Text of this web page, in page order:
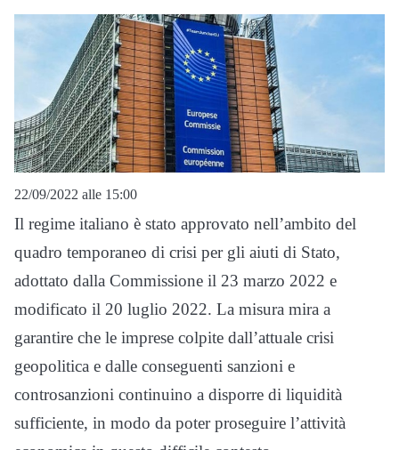
22/09/2022 alle 15:00
Il regime italiano è stato approvato nell’ambito del
quadro temporaneo di crisi per gli aiuti di Stato,
adottato dalla Commissione il 23 marzo 2022 e
modificato il 20 luglio 2022. La misura mira a
garantire che le imprese colpite dall’attuale crisi
geopolitica e dalle conseguenti sanzioni e
controsanzioni continuino a disporre di liquidità
sufficiente, in modo da poter proseguire l’attività